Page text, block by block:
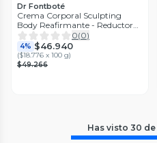
Dr Fontboté
Crema Corporal Sculpting
Body Reafirmante - Reductora
250g
0(0)
4% $46.940
($18.776 x 100 g)
$49.266
Has visto 30 de